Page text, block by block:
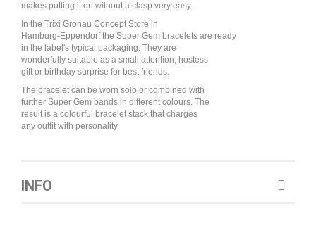
makes putting it on without a clasp very easy.
In the Trixi Gronau Concept Store in
Hamburg-Eppendorf the Super Gem bracelets are ready
in the label's typical packaging. They are
wonderfully suitable as a small attention, hostess
gift or birthday surprise for best friends.
The bracelet can be worn solo or combined with
further Super Gem bands in different colours. The
result is a colourful bracelet stack that charges
any outfit with personality.
INFO